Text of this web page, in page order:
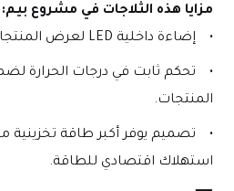
مزايا هذه الثلاجات في مشروع بيم:
إضاءة داخلية LED لعرض المنتجات بوضوح.
المنتجات.
استهلاك اقتصادي للطاقة.